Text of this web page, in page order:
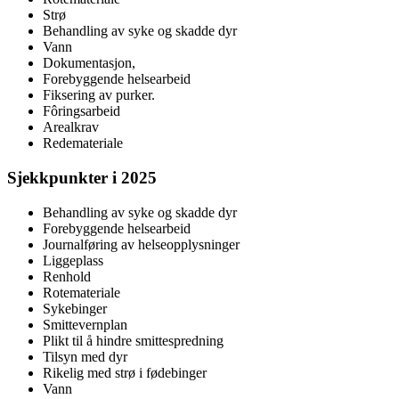
Strø
Behandling av syke og skadde dyr
Vann
Dokumentasjon,
Forebyggende helsearbeid
Fiksering av purker.
Fôringsarbeid
Arealkrav
Redemateriale
Sjekkpunkter i 2025
Behandling av syke og skadde dyr
Forebyggende helsearbeid
Journalføring av helseopplysninger
Liggeplass
Renhold
Rotemateriale
Sykebinger
Smittevernplan
Plikt til å hindre smittespredning
Tilsyn med dyr
Rikelig med strø i fødebinger
Vann